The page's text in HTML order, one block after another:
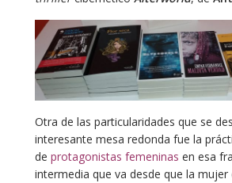
Otra de las particularidades que se
interesante mesa redonda fue la
de protagonistas femeninas en esa
intermedia que va desde que la mujer